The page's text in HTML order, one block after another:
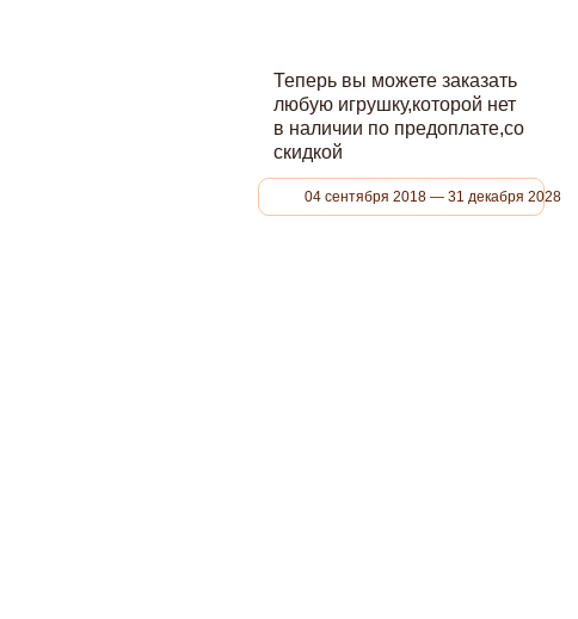
Теперь вы можете заказать
любую игрушку,которой нет
в наличии по предоплате,со
скидкой
04 сентября 2018 — 31 декабря 2028